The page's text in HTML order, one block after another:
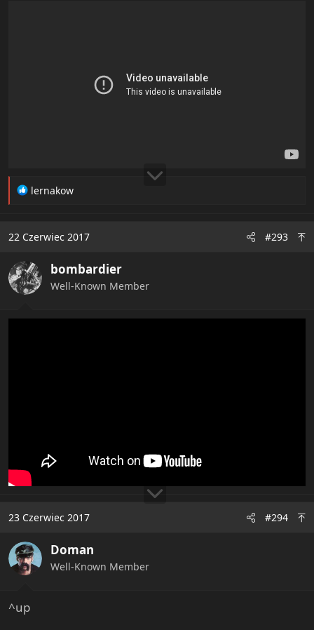
R
t
o
n
s
lernakow
22 Czerwiec 2017 #293
bombardier
Well-Known Member
23 Czerwiec 2017 #294
Doman
Well-Known Member
^up